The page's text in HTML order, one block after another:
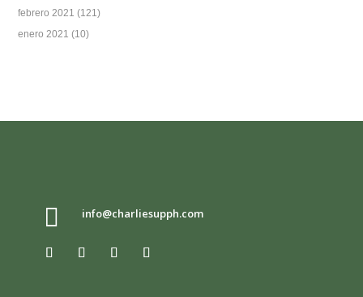
febrero 2021 (121)
enero 2021 (10)
 info@charliesupph.com